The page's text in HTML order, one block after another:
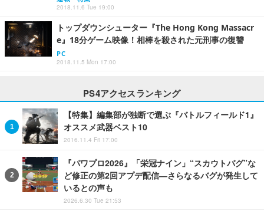
2018.11.6 Tue 19:00
トップダウンシューター『The Hong Kong Massacr
e』18分ゲーム映像！相棒を殺された元刑事の復讐
PC
2018.11.5 Mon 17:00
PS4アクセスランキング
【特集】編集部が独断で選ぶ『バトルフィールド1』
オススメ武器ベスト10
2016.11.4 Fri 17:00
『パワプロ2026』「栄冠ナイン」“スカウトバグ”な
ど修正の第2回アプデ配信―さらなるバグが発生して
いるとの声も
2026.6.30 Tue 21:53